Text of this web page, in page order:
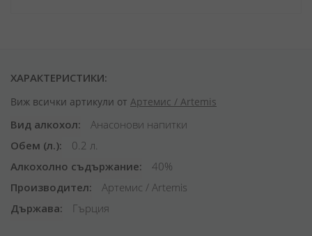
ХАРАКТЕРИСТИКИ:
Виж всички артикули от Артемис / Artemis
Вид алкохол
Анасонови напитки
Обем (л.)
0.2 л.
Алкохолно съдържание
40%
Производител
Артемис / Artemis
Държава
Гърция